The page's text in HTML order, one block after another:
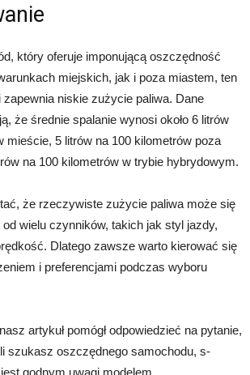
który oferuje imponującą oszczędność
miejskich, jak i poza miastem, ten
niskie zużycie paliwa. Dane
że średnie spalanie wynosi około 6 litrów
mieście, 5 litrów na 100 kilometrów poza
na 100 kilometrów w trybie hybrydowym.
że rzeczywiste zużycie paliwa może się
wielu czynników, takich jak styl jazdy,
Dlatego zawsze warto kierować się
i preferencjami podczas wyboru
artykuł pomógł odpowiedzieć na pytanie,
szukasz oszczędnego samochodu, s-
godnym uwagi modelem.